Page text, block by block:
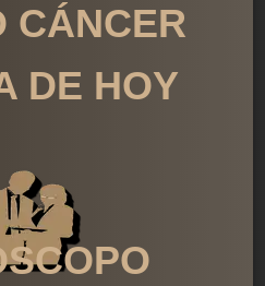
CÁNCER
DE HOY